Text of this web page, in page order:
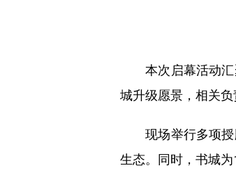
本次启幕活动汇
城升级愿景，相关
现场举行多项授
生态。同时，书城